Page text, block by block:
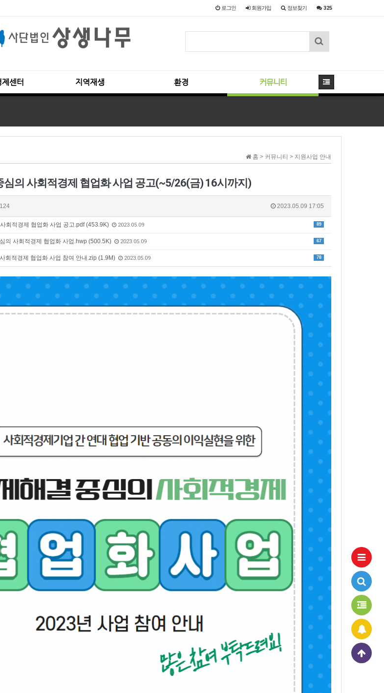
로그인 회원가입 정보찾기 325
센터 지역재생 환경 커뮤니티
홈 > 커뮤니티 > 지원사업 안내
심의 사회적경제 협업화 사업 공고(~5/26(금) 16시까지)
2023.05.09 17:05
89
회적경제 협업화 사업 공고.pdf (453.9K) 2023.05.09
67
의 사회적경제 협업화 사업.hwp (500.5K) 2023.05.09
78
회적경제 협업화 사업 참여 안내.zip (1.9M) 2023.05.09